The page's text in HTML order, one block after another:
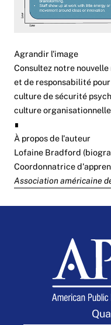
Agrandir l'image
Consultez notre
et de responsabilité
culture de sécurité
culture
∎
À propos de l'auteur
Lofaine Bradford (
Coordonnatrice
Association américaine